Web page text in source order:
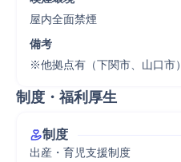
屋内全面禁煙
備考
※他拠点有（下関市、山口市）
制度・福利厚生
制度
出産・育児支援制度